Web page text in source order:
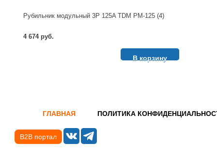
Рубильник модульный 3P 125A TDM РМ-125 (4)
4 674 руб.
В корзину
ГЛАВНАЯ ПОЛИТИКА
B2B портал